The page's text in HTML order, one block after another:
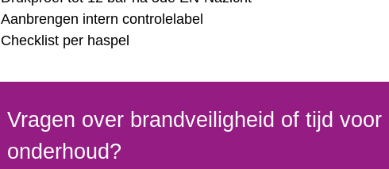
Aanbrengen intern controlelabel
Checklist per haspel
Vragen over brandveiligheid of tijd voor
onderhoud?